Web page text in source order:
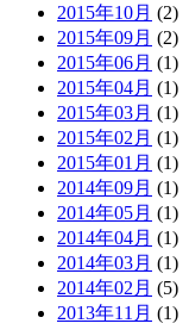
2015年10月 (2)
2015年09月 (2)
2015年06月 (1)
2015年04月 (1)
2015年03月 (1)
2015年02月 (1)
2015年01月 (1)
2014年09月 (1)
2014年05月 (1)
2014年04月 (1)
2014年03月 (1)
2014年02月 (5)
2013年11月 (1)